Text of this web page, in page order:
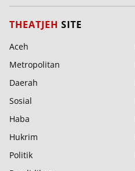
THEATJEH SITE
Aceh
Metropolitan
Daerah
Sosial
Haba
Hukrim
Politik